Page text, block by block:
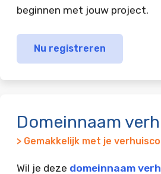
beginnen met jouw project.
Nu registreren
Domeinnaam
> Gemakkelijk met je
Wil je deze domeinnaam